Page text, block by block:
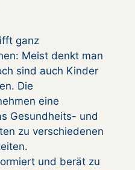
ganz
Meist denkt man
sind auch Kinder
Die
eine
Gesundheits- und
zu verschiedenen
und berät zu